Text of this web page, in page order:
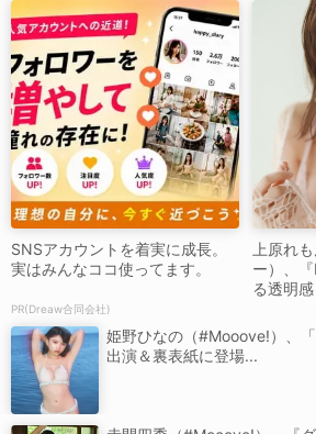
SNSアカウントを着実に成長。
実はみんなココ使ってます。
PR(Dreaw合同会社)
上原れ
ー）、
る透明
姫野ひなの（#Mooove!）、
出演＆裏表紙に登場...